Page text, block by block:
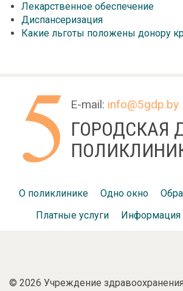
Лекарственное обеспечение
Диспансеризация
Какие льготы положены донору
E-mail: info@5gdp.by
ГОРОДСКАЯ
О поликлинике Одно окно
Платные услуги
Информация
© 2026 Учреждение